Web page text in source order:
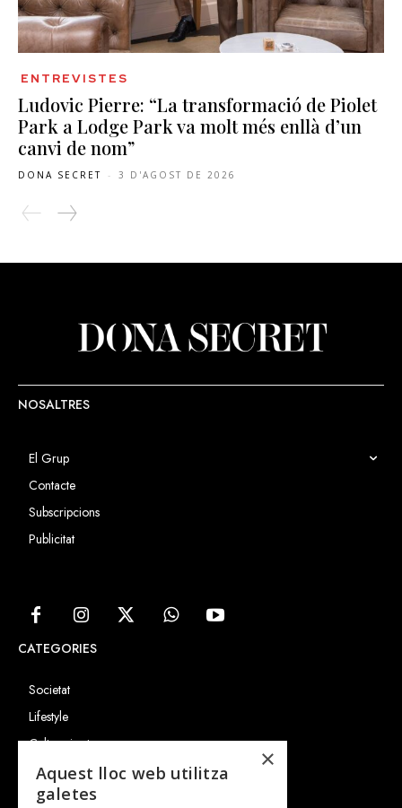
ENTREVISTES
Ludovic Pierre: “La transformació de Piolet
Park a Lodge Park va molt més enllà d’un
canvi de nom”
DONA SECRET - 3 D'AGOST DE 2026
NOSALTRES
El Grup
Contacte
Subscripcions
Publicitat
CATEGORIES
Societat
Lifestyle
Cultura i art
Entrevistes
Gastronomia
×
Aquest lloc web utilitza
galetes